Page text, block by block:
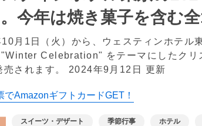
今年は焼き菓子を含む
月1日（火）から、ウェスティンホテル
Celebration" をテーマにしたクリ
売されます。 2024年9月12日 更新
でAmazonギフトカードGET！
スイーツ・デザート 季節行事 ホテル